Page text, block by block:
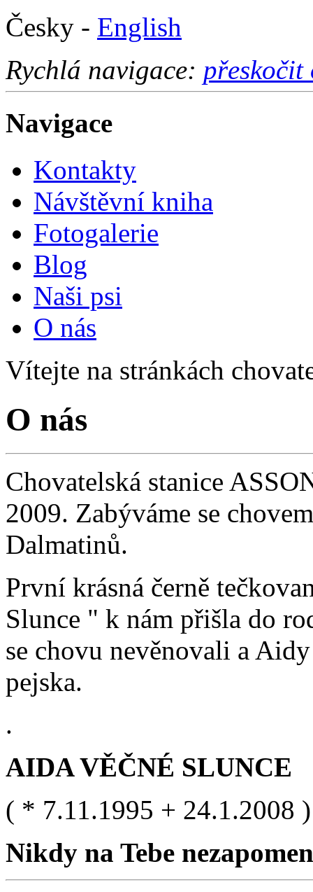
Česky - English
Rychlá navigace: přeskočit
Navigace
Kontakty
Návštěvní kniha
Fotogalerie
Blog
Naši psi
O nás
Vítejte na stránkách
O nás
Cho­vatelská stanice
2009. Zabýváme se
Dalmatinů.
První krásná černě
Slunce " k nám přišla do
se chovu nevěnovali a
pejska.
.
AIDA VĚČNÉ SLUNCE
( * 7.11.1995 + 24.1.2008 )
Nikdy na Tebe